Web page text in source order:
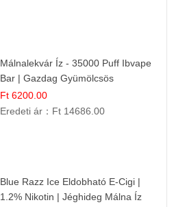
Málnalekvár Íz - 35000 Puff Ibvape
Bar | Gazdag Gyümölcsös
Ízélmény!
Ft 6200.00
Eredeti ár： Ft 14686.00
Blue Razz Ice Eldobható E-Cigi |
1.2% Nikotin | Jéghideg Málna Íz